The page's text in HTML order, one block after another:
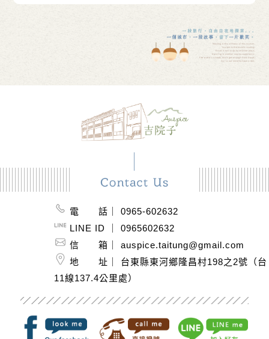
電 話｜ 0965-602632
LINE ID ｜ 0965602632
信 箱｜ auspice.taitung@gmail.com
地 址｜ 台東縣東河鄉隆昌村198之2號（台
11線137.4公里處）